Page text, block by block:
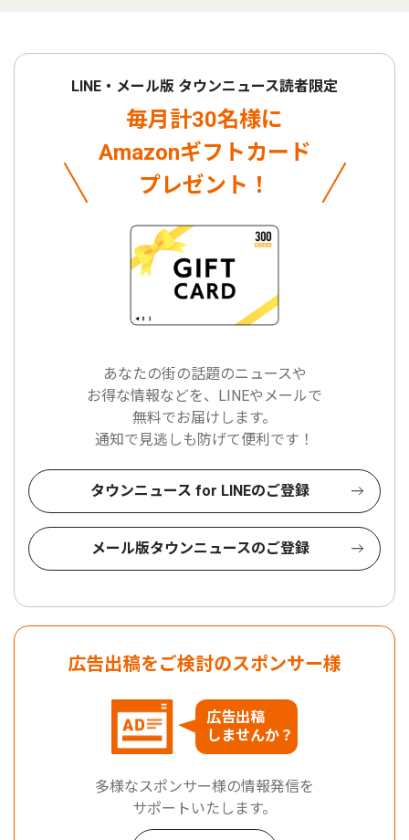
LINE・メール版 タウンニュース読者限定
毎月計30名様に
Amazonギフトカード
プレゼント！
あなたの街の話題のニュースや
お得な情報などを、LINEやメールで
無料でお届けします。
通知で見逃しも防げて便利です！
タウンニュース for LINEのご登録
メール版タウンニュースのご登録
広告出稿をご検討のスポンサー様
広告出稿
しませんか？
多様なスポンサー様の情報発信を
サポートいたします。